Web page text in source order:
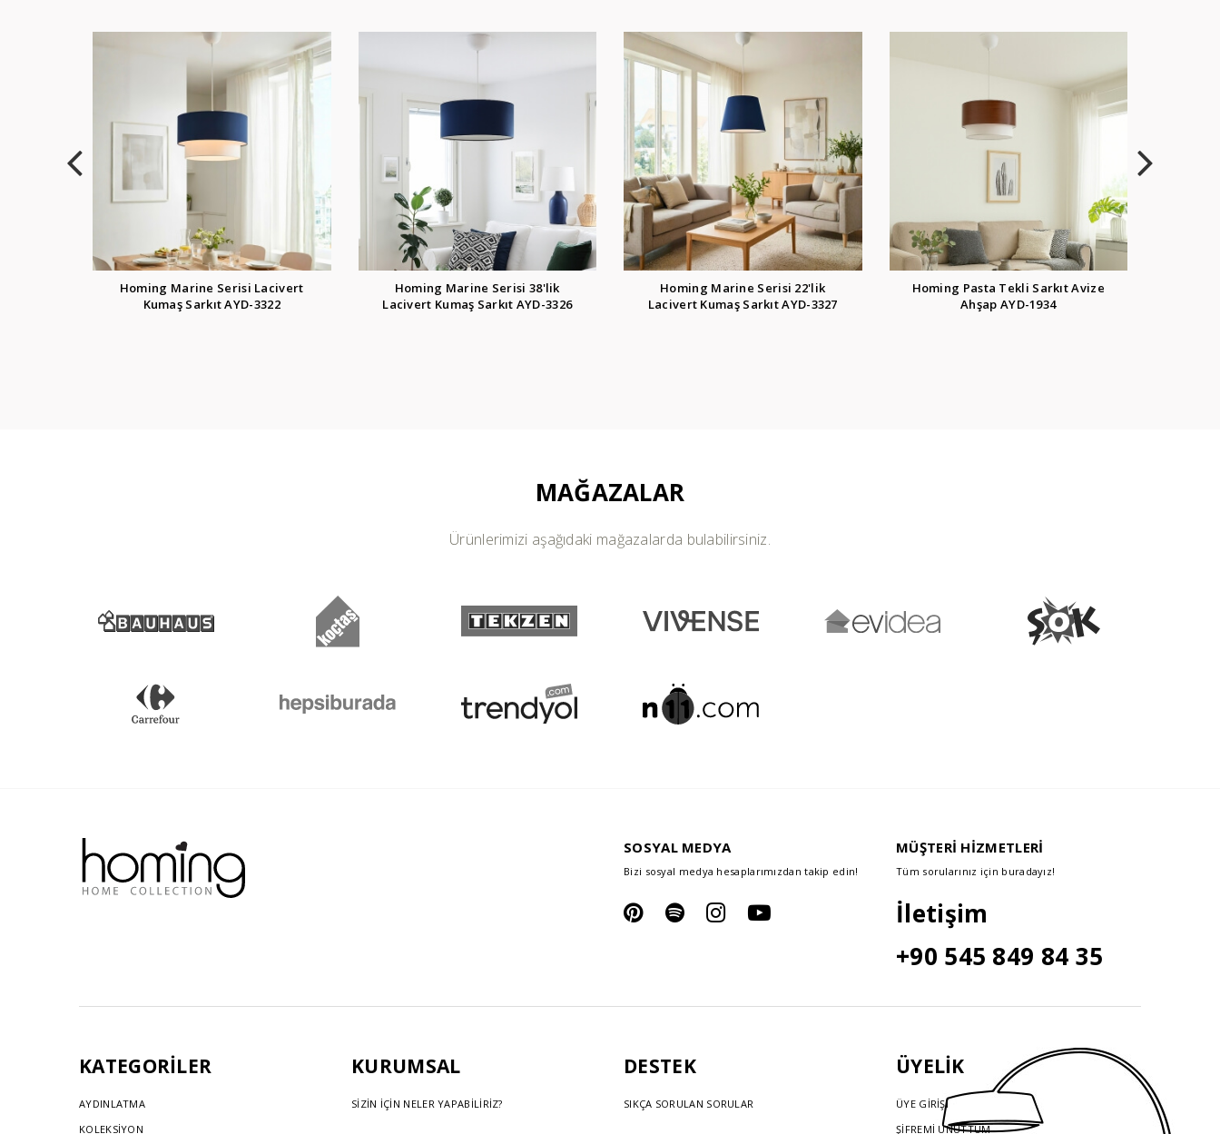
Homing Marine Serisi 38'lik
Lacivert Kumaş Sarkıt AYD-3326
Homing Marine Serisi 22'lik
Lacivert Kumaş Sarkıt AYD-3327
Homing Pasta Tekli Sarkıt Avize
Ahşap AYD-1934
Homing Ahtapot Siyah Çok Kollu
Sarkıt Avize AYD-3312
MAĞAZALAR
Ürünlerimizi aşağıdaki mağazalarda bulabilirsiniz.
SOSYAL MEDYA
Bizi sosyal medya hesaplarımızdan takip edin!
MÜŞTERİ HİZMETLERİ
Tüm sorularınız için buradayız!
İletişim
+90 545 849 84 35
KATEGORİLER
AYDINLATMA
KOLEKSİYON
KURUMSAL
SİZİN İÇİN NELER YAPABİLİRİZ?
DESTEK
SIKÇA SORULAN SORULAR
ÜYELİK
ÜYE GİRİŞİ
ŞİFREMİ UNUTTUM